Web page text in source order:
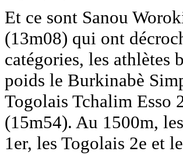
Et ce sont Sanou
(13m08) qui ont
catégories, les athlètes
poids le Burkinabè
Togolais Tchalim Esso
(15m54). Au 1500m,
1er, les Togolais 2e et